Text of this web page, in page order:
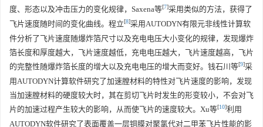
度、形态以及冲击压力的变化规律，Saxena等[7]采用类似的方法，获得了
飞片速度随时间的变化曲线。程立[8]采用AUTODYN有限元非线性计算软
件分析了飞片速度随爆炸箔尺寸以及充电电压大小变化的规律，发现爆炸
箔长度和厚度越大，飞片速度越低，充电电压越大，飞片速度越高，飞片
的完整性随爆炸箔长度的增大以及充电电压的增大而变好。钱石川等[9]采
用AUTODYN计算软件研究了加速膛材料的特性对飞片速度的影响，发现
当加速膛材料的硬度较大时，其在剪切飞片时发生的形变较小，不会对飞
片的加速过程产生较大的影响，从而使飞片的速度较大。Xu等[10]利用
AUTODYN软件研究了表面覆盖一层铜膜对聚氯代对二甲苯飞片性能的影